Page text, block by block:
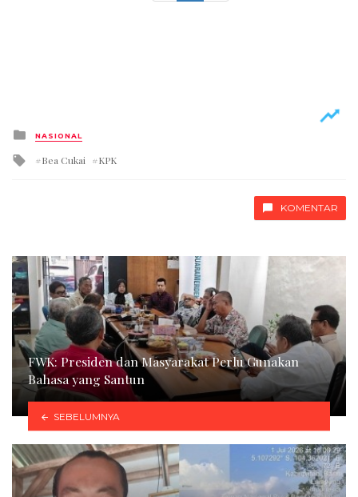
Posted
in
NASIONAL
Tagged
Bea Cukai KPK
KOMENTAR
FWK: Presiden dan Masyarakat Perlu Gunakan
Bahasa yang Santun
SEBELUMNYA